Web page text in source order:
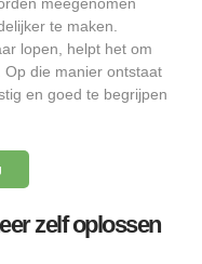
meegenomen
te maken.
lopen, helpt het om
die manier ontstaat
en goed te begrijpen
zelf oplossen